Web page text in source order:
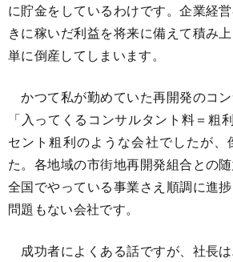
に貯金をしているわけです。企業経
きに稼いだ利益を将来に備えて積み
単に倒産してしまいます。
かつて私が勤めていた再開発のコン
「入ってくるコンサルタント料＝粗
セント粗利のような会社でしたが、
た。各地域の市街地再開発組合との随
全国でやっている事業さえ順調に進
問題もない会社です。
成功者によくある話ですが、社長